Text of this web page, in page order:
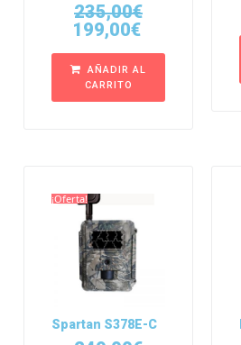
235,00€
199,00€
AÑADIR AL
CARRITO
¡Oferta!
Spartan S378E-C